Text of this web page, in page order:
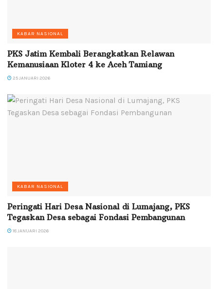
KABAR NASIONAL
PKS Jatim Kembali Berangkatkan Relawan
Kemanusiaan Kloter 4 ke Aceh Tamiang
25 JANUARI 2026
KABAR NASIONAL
Peringati Hari Desa Nasional di Lumajang, PKS
Tegaskan Desa sebagai Fondasi Pembangunan
18 JANUARI 2026